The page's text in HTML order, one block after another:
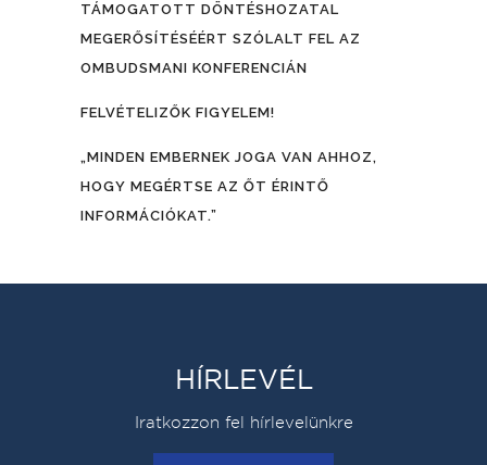
TÁMOGATOTT DÖNTÉSHOZATAL
MEGERŐSÍTÉSÉÉRT SZÓLALT FEL AZ
OMBUDSMANI KONFERENCIÁN
FELVÉTELIZŐK FIGYELEM!
„MINDEN EMBERNEK JOGA VAN AHHOZ,
HOGY MEGÉRTSE AZ ŐT ÉRINTŐ
INFORMÁCIÓKAT.”
HÍRLEVÉL
Iratkozzon fel hírlevelünkre